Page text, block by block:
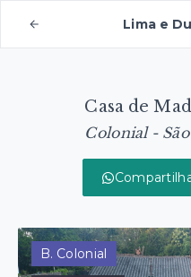
Lima e
Casa de
Colonial -
B. Colonial